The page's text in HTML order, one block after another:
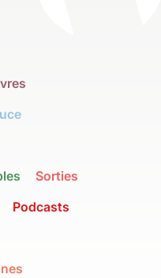
Sorties
Podcasts